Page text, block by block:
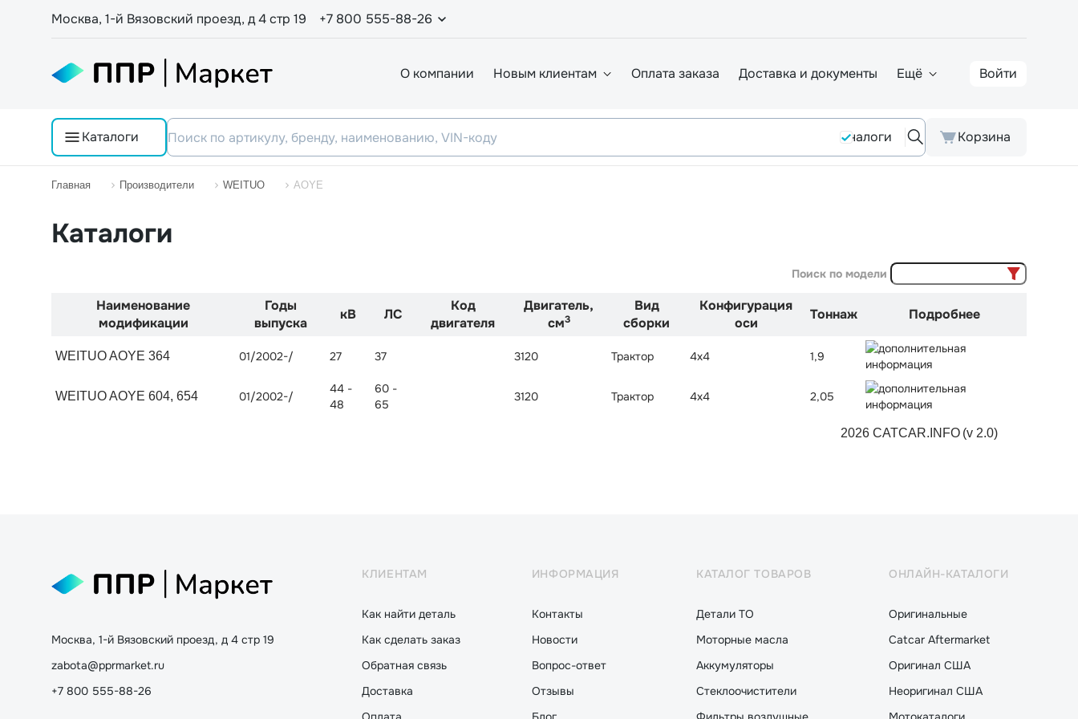
Москва, 1-й Вязовский проезд, д 4 стр 19 +7 800 555-88-26
О компании Новым клиентам Оплата заказа Доставка и документы Ещё Войти
Каталоги Аналоги Корзина
Главная Производители WEITUO AOYE
Каталоги
Поиск по модели
Наименование
модификации
Годы
выпуска
кВ ЛС
Код
двигателя
Двигатель,
см3
Вид
сборки
Конфигурация
оси
Тоннаж Подробнее
WEITUO AOYE 364 01/2002-/ 27 37 3120 Трактор 4x4 1,9
WEITUO AOYE 604, 654 01/2002-/
44 -
48
60 -
65
3120 Трактор 4x4 2,05
2026 CATCAR.INFO (v 2.0)
Москва, 1-й Вязовский проезд, д 4 стр 19
zabota@pprmarket.ru
+7 800 555-88-26
КЛИЕНТАМ
Как найти деталь
Как сделать заказ
Обратная связь
Доставка
ИНФОРМАЦИЯ
Контакты
Новости
Вопрос-ответ
Отзывы
КАТАЛОГ ТОВАРОВ
Детали ТО
Моторные масла
Аккумуляторы
Стеклоочистители
ОНЛАЙН-КАТАЛОГИ
Оригинальные
Catcar Aftermarket
Оригинал США
Неоригинал США